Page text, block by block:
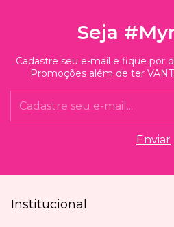
Seja
Cadastre seu e-mail e fique por
Promoções além de ter
Institucional